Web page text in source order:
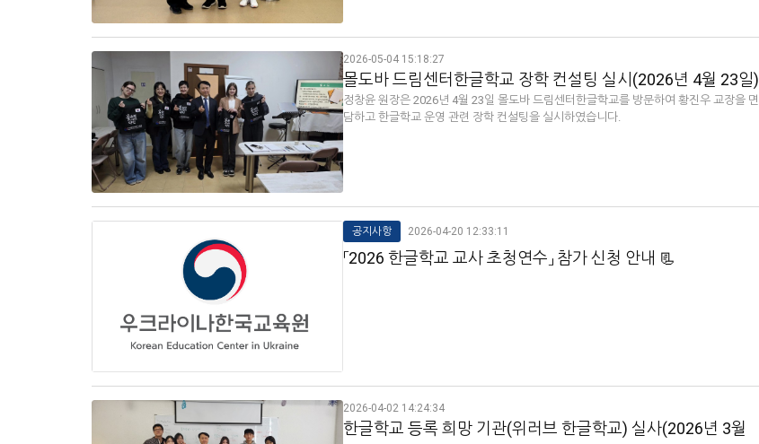
2026-05-04 15:18:27
몰도바 드림센터한글학교 장학 컨설팅 실시(2026년 4월 23일)
정창윤 원장은 2026년 4월 23일 몰도바 드림센터한글학교를 방문하여 황진우 교장을 면
담하고 한글학교 운영 관련 장학 컨설팅을 실시하였습니다.
공지사항 2026-04-20 12:33:11
「2026 한글학교 교사 초청연수」 참가 신청 안내 📃
2026-04-02 14:24:34
한글학교 등록 희망 기관(위러브 한글학교) 실사(2026년 3월